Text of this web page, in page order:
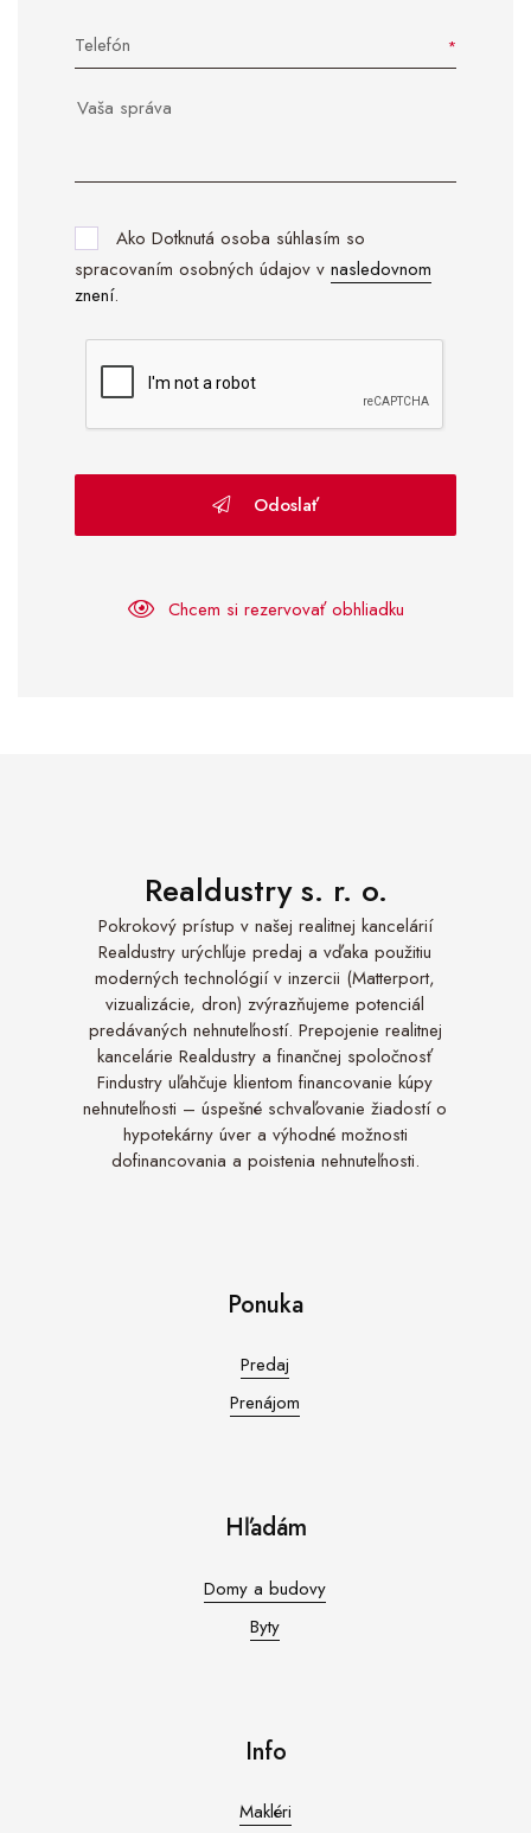
Telefón
Ako Dotknutá osoba súhlasím so
spracovaním osobných údajov v nasledovnom
znení.
Odoslať
Chcem si rezervovať obhliadku
Realdustry s. r. o.
Pokrokový prístup v našej realitnej kancelárií
Realdustry urýchľuje predaj a vďaka použitiu
moderných technológií v inzercii (Matterport,
vizualizácie, dron) zvýrazňujeme potenciál
predávaných nehnuteľností. Prepojenie realitnej
kancelárie Realdustry a finančnej spoločnosť
Findustry uľahčuje klientom financovanie kúpy
nehnuteľnosti – úspešné schvaľovanie žiadostí o
hypotekárny úver a výhodné možnosti
dofinancovania a poistenia nehnuteľnosti.
Ponuka
Predaj
Prenájom
Hľadám
Domy a budovy
Byty
Info
Makléri